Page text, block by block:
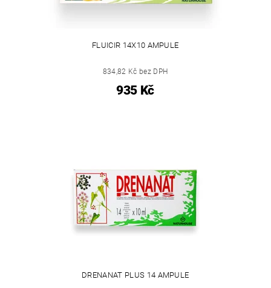
FLUICIR 14X10 AMPULE
834,82 Kč bez DPH
935 Kč
DRENANAT PLUS 14 AMPULE